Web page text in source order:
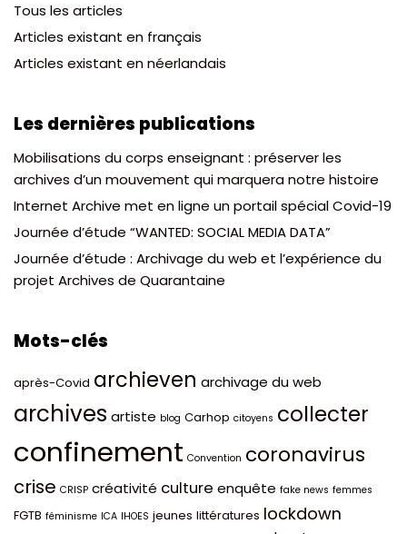
Tous les articles
Articles existant en français
Articles existant en néerlandais
Les dernières publications
Mobilisations du corps enseignant : préserver les
archives d’un mouvement qui marquera notre histoire
Internet Archive met en ligne un portail spécial Covid-19
Journée d’étude “WANTED: SOCIAL MEDIA DATA”
Journée d’étude : Archivage du web et l’expérience du
projet Archives de Quarantaine
Mots-clés
après-Covid archieven archivage du web
archives artiste blog Carhop citoyens collecter
confinement Convention coronavirus
crise CRISP créativité culture enquête fake news femmes
FGTB féminisme ICA IHOES jeunes littératures lockdown